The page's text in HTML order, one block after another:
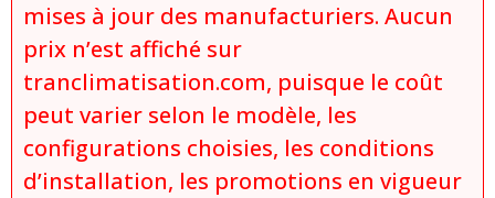
mises à jour des manufacturiers. Aucun
prix n’est affiché sur
tranclimatisation.com, puisque le coût
peut varier selon le modèle, les
configurations choisies, les conditions
d’installation, les promotions en vigueur